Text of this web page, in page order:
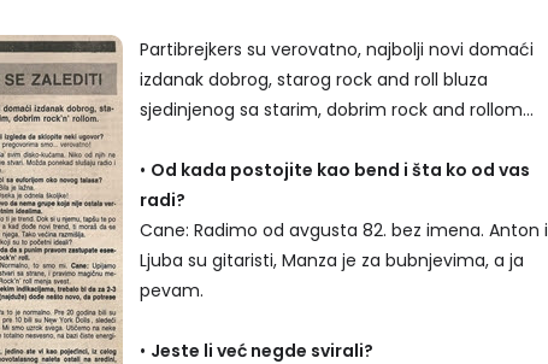
Partibrejkers su verovatno, najbolji novi domaći
izdanak dobrog, starog rock and roll bluza
sjedinjenog sa starim, dobrim rock and rollom...
• Od kada postojite kao bend i šta ko od vas
radi?
Cane: Radimo od avgusta 82. bez imena. Anton i
Ljuba su gitaristi, Manza je za bubnjevima, a ja
pevam.
• Jeste li već negde svirali?